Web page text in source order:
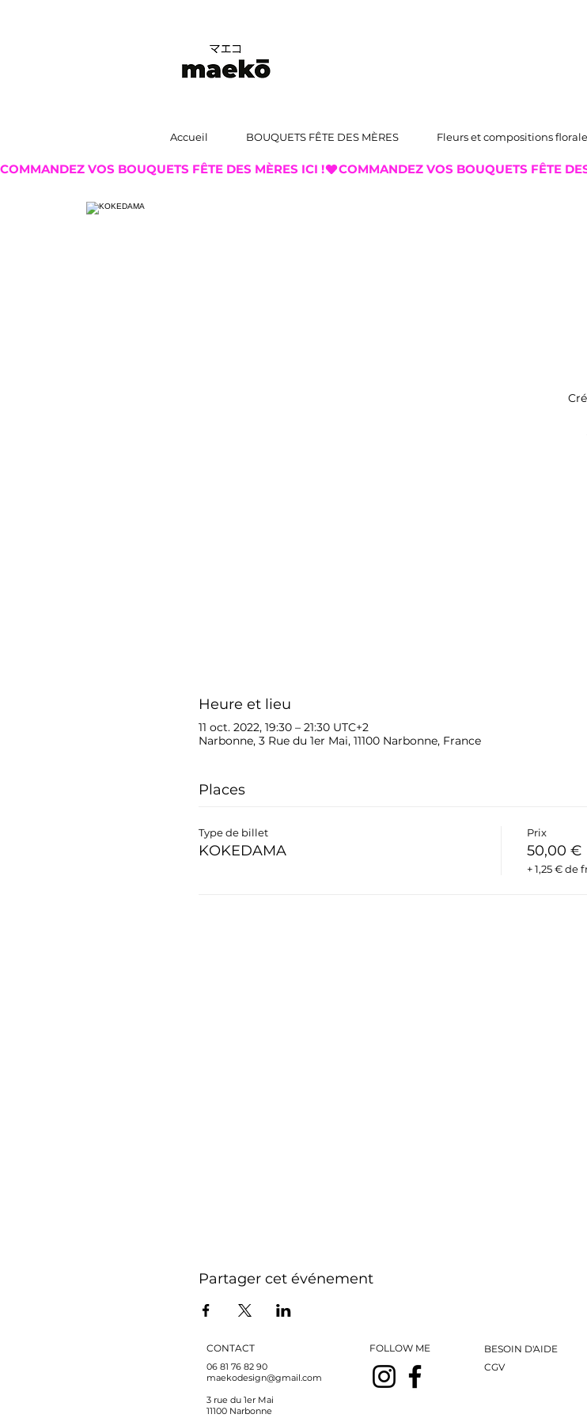
Accueil BOUQUETS FÊTE DES MÈRES Fleurs et compositions
Heure et lieu
11 oct. 2022, 19:30 – 21:30 UTC+2
Narbonne, 3 Rue du 1er Mai, 11100 Narbonne, France
Places
Type de billet
KOKEDAMA
Prix
50,00 €
+ 1,25 € de
Partager cet événement
COMMANDEZ VOS BOUQUETS FÊTE DES MÈRES ICI !
CONTACT
06 81 76 82 90
maekodesign@gmail.com
3 rue du 1er Mai
11100 Narbonne
FOLLOW ME
BESOIN D'AIDE
CGV